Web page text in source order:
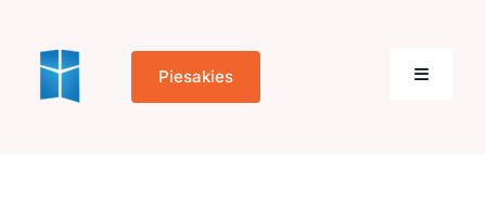
content
Piesakies
Toggle